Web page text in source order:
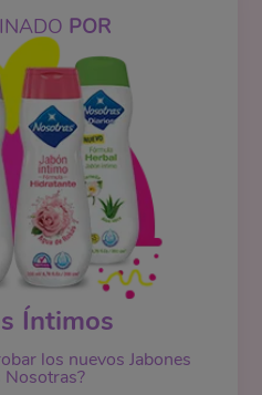
POR
Íntimos
los nuevos Jabones